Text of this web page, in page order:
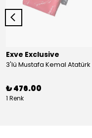
Exve Exclusive
₺ 476.00
1 Renk